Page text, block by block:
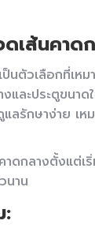
เส้นคาด
เป็นตัวเลือกที่เห
งและประตูขน
รักษาง่าย เหม
าดกลางตั้งแต่
นาน
: